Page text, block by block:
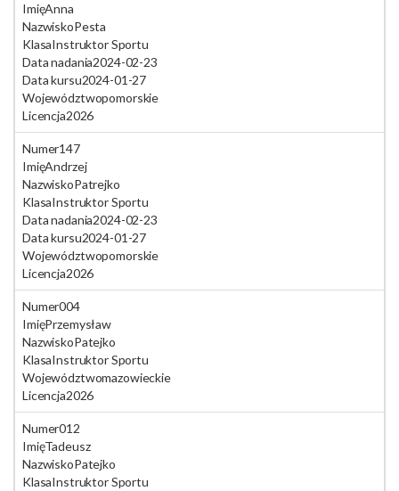
ImięAnna
NazwiskoPesta
KlasaInstruktor Sportu
Data nadania2024-02-23
Data kursu2024-01-27
Województwopomorskie
Licencja2026
Numer147
ImięAndrzej
NazwiskoPatrejko
KlasaInstruktor Sportu
Data nadania2024-02-23
Data kursu2024-01-27
Województwopomorskie
Licencja2026
Numer004
ImięPrzemysław
NazwiskoPatejko
KlasaInstruktor Sportu
Województwomazowieckie
Licencja2026
Numer012
ImięTadeusz
NazwiskoPatejko
KlasaInstruktor Sportu